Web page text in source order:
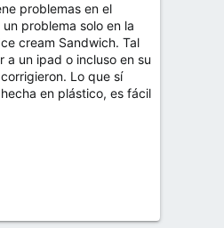
problemas en el
problema solo en la
cream Sandwich. Tal
a un ipad o incluso en su
Lo que sí
en plástico, es fácil